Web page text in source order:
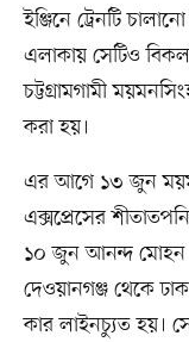
ইঞ্জিনে ট্রেনটি
এলাকায় সেটিও
চট্টগ্রামগামী
করা হয়।
এর আগে ১৩ জুন
এক্সপ্রেসের
১০ জুন আনন্দ মোহন
দেওয়ানগঞ্জ থেকে
কার লাইনচ্যুত হয়।